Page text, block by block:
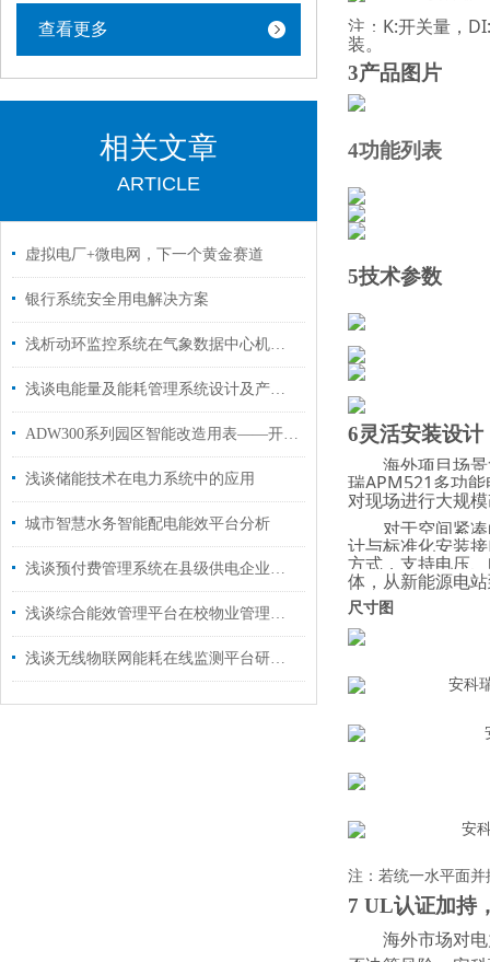
查看更多
相关文章
ARTICLE
虚拟电厂+微电网，下一个黄金赛道
银行系统安全用电解决方案
浅析动环监控系统在气象数据中心机房的应用
浅谈电能量及能耗管理系统设计及产品选型
ADW300系列园区智能改造用表——开启智慧园区高效节能新时代
浅谈储能技术在电力系统中的应用
城市智慧水务智能配电能效平台分析
浅谈预付费管理系统在县级供电企业中的设计及应用
浅谈综合能效管理平台在校物业管理中的应用
浅谈无线物联网能耗在线监测平台研究与应用
注：K:开关量，
装。
3产品图片
4功能列表
5技术参数
6灵活安装设
海外项目场
瑞APM521多功
对现场进行大规
对于空间紧
计与标准化安装
方式，支持电压
体，从新能源电
尺寸图
注：若统一水平面
7 UL认证加持
海外市场对